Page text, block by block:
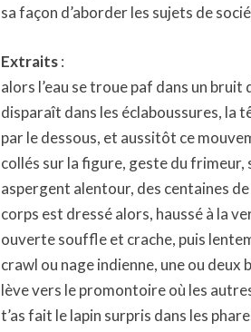
sa façon d’aborder les sujets de
Extraits:
alors l’eau se troue paf dans un
disparaît dans les éclaboussures,
par le dessous, et aussitôt ce
collés sur la figure, geste du frimeur,
aspergent alentour, des centaines
corps est dressé alors, haussé à la
ouverte souffle et crache, puis
crawl ou nage indienne, une ou
lève vers le promontoire où les
t’as fait le lapin surpris dans les